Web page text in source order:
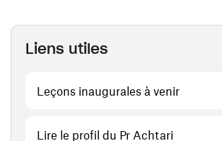
Liens utiles
Leçons inaugurales à venir(ouvre
Lire le profil du Pr Achtari (ouvre